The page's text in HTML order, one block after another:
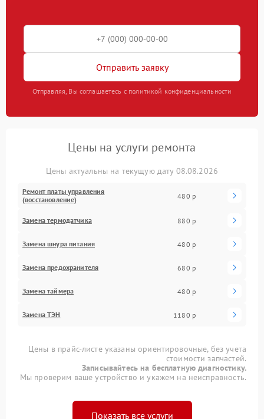
Отправить заявку
Отправляя, Вы соглашаетесь с политикой конфиденциальности
Цены на услуги ремонта
Цены актуальны на текущую дату 08.08.2026
Ремонт платы управления
(восстановление)
480 р
Замена термодатчика 880 р
Замена шнура питания 480 р
Замена предохранителя 680 р
Замена таймера 480 р
Замена ТЭН 1180 р
Цены в прайс-листе указаны ориентировочные, без учета
стоимости запчастей.
Записывайтесь на бесплатную диагностику.
Мы проверим ваше устройство и укажем на неисправность.
Показать все услуги